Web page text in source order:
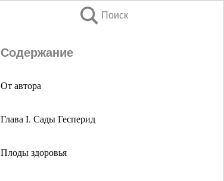
Поиск
Содержание
От автора
Глава I. Сады Гесперид
Плоды здоровья